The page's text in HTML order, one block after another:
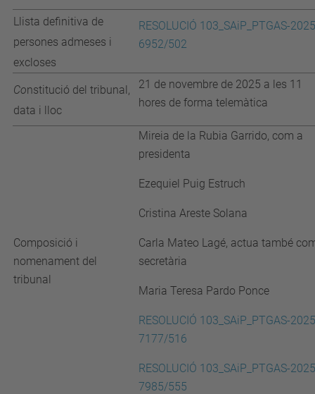
Llista definitiva de
persones admeses i
excloses
RESOLUCIÓ 103_SAiP_PTGAS-
6952/502
Constitució del tribunal,
data i lloc
21 de novembre de 2025 a les 11
hores de forma telemàtica
Composició i
nomenament del
tribunal
Mireia de la Rubia Garrido, com a
presidenta
Ezequiel Puig Estruch
Cristina Areste Solana
Carla Mateo Lagé, actua també
secretària
Maria Teresa Pardo Ponce
RESOLUCIÓ 103_SAiP_PTGAS-
7177/516
RESOLUCIÓ 103_SAiP_PTGAS-
7985/555